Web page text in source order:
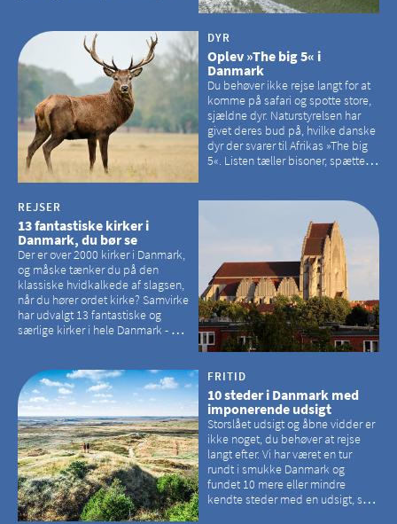
DYR
Oplev »The big 5« i
Danmark
Du behøver ikke rejse langt for at
komme på safari og spotte store,
sjældne dyr. Naturstyrelsen har
givet deres bud på, hvilke danske
dyr der svarer til Afrikas »The big
5«. Listen tæller bisoner, spættede
REJSER
13 fantastiske kirker i
Danmark, du bør se
Der er over 2000 kirker i Danmark,
og måske tænker du på den
klassiske hvidkalkede af slagsen,
når du hører ordet kirke? Samvirke
har udvalgt 13 fantastiske og
særlige kirker i hele Danmark - og
hvilke kirker, der er en omvej værd
FRITID
10 steder i Danmark med
imponerende udsigt
Storslået udsigt og åbne vidder er
ikke noget, du behøver at rejse
langt efter. Vi har været en tur
rundt i smukke Danmark og
fundet 10 mere eller mindre
kendte steder med en udsigt, som